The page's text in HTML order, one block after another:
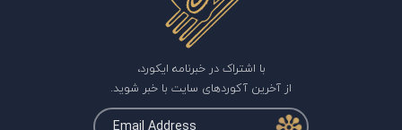
با اشتراک در خبرنامه ایکورد،
از آخرین آکوردهای سایت با خبر شوید.